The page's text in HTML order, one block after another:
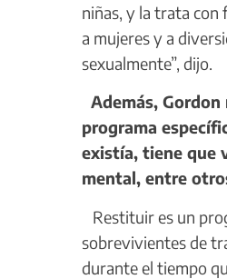
niñas, y la trata con
a mujeres y a
sexualmente”, dijo.
Además,
programa
existía, tiene que
mental, entre
Restituir es un
sobrevivientes de
durante el tiempo